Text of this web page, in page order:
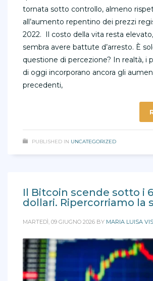
tornata sotto controllo, almeno
all’aumento repentino dei prezzi
2022. Il costo della vita resta
sembra avere battute d’arresto. È
questione di percezione? In realtà, i
di oggi incorporano ancora gli
precedenti,
PUBLISHED IN UNCATEGORIZED
Il Bitcoin scende sotto i
dollari. Ripercorriamo la
MARTEDÌ, 09 GIUGNO 2026 BY MARIA LUISA